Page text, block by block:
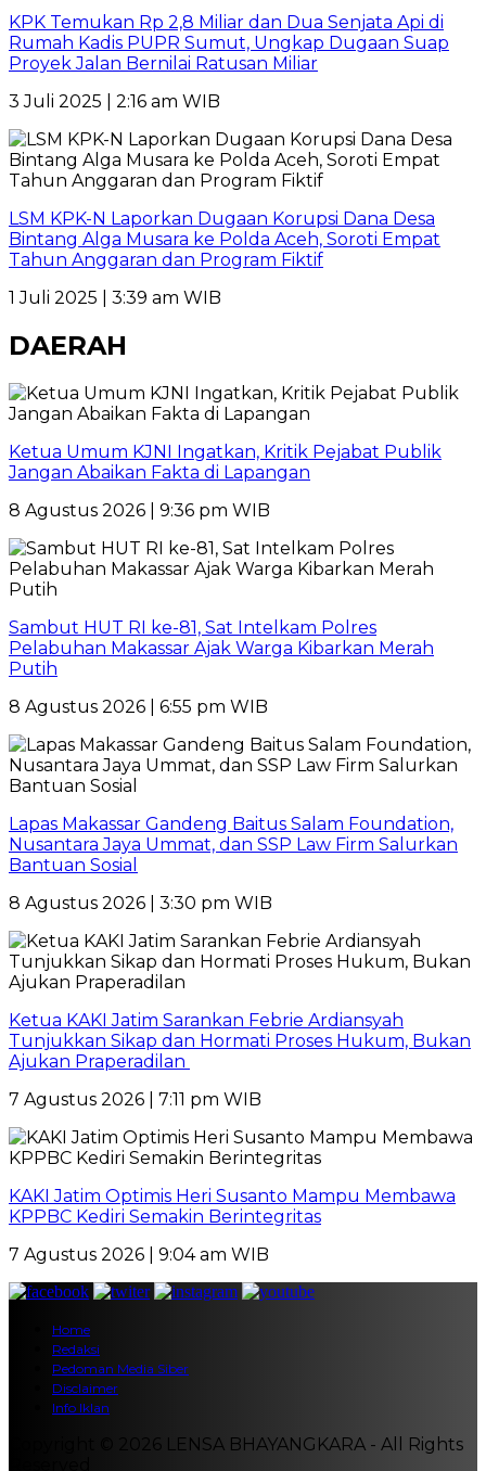
KPK Temukan Rp 2,8 Miliar dan Dua Senjata Api di
Rumah Kadis PUPR Sumut, Ungkap Dugaan Suap
Proyek Jalan Bernilai Ratusan Miliar
3 Juli 2025 | 2:16 am WIB
LSM KPK-N Laporkan Dugaan Korupsi Dana Desa
Bintang Alga Musara ke Polda Aceh, Soroti Empat
Tahun Anggaran dan Program Fiktif
1 Juli 2025 | 3:39 am WIB
DAERAH
Ketua Umum KJNI Ingatkan, Kritik Pejabat Publik
Jangan Abaikan Fakta di Lapangan
8 Agustus 2026 | 9:36 pm WIB
Sambut HUT RI ke-81, Sat Intelkam Polres
Pelabuhan Makassar Ajak Warga Kibarkan Merah
Putih
8 Agustus 2026 | 6:55 pm WIB
Lapas Makassar Gandeng Baitus Salam Foundation,
Nusantara Jaya Ummat, dan SSP Law Firm Salurkan
Bantuan Sosial
8 Agustus 2026 | 3:30 pm WIB
Ketua KAKI Jatim Sarankan Febrie Ardiansyah
Tunjukkan Sikap dan Hormati Proses Hukum, Bukan
Ajukan Praperadilan
7 Agustus 2026 | 7:11 pm WIB
KAKI Jatim Optimis Heri Susanto Mampu Membawa
KPPBC Kediri Semakin Berintegritas
7 Agustus 2026 | 9:04 am WIB
Home
Redaksi
Pedoman Media Siber
Disclaimer
Info Iklan
Copyright © 2026 LENSA BHAYANGKARA - All Rights